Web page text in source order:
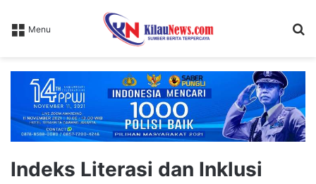
Menu
Indeks Literasi dan Inklusi